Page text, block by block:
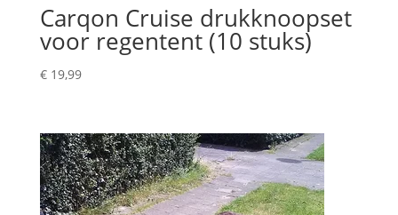
Carqon Cruise drukknoopset
voor regentent (10 stuks)
€19,99